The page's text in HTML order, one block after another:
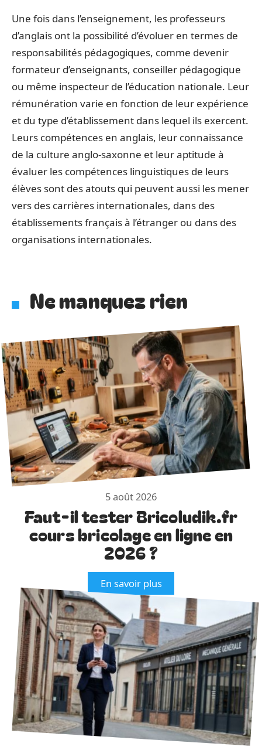
Une fois dans l’enseignement, les professeurs
d’anglais ont la possibilité d’évoluer en termes de
responsabilités pédagogiques, comme devenir
formateur d’enseignants, conseiller pédagogique
ou même inspecteur de l’éducation nationale. Leur
rémunération varie en fonction de leur expérience
et du type d’établissement dans lequel ils exercent.
Leurs compétences en anglais, leur connaissance
de la culture anglo-saxonne et leur aptitude à
évaluer les compétences linguistiques de leurs
élèves sont des atouts qui peuvent aussi les mener
vers des carrières internationales, dans des
établissements français à l’étranger ou dans des
organisations internationales.
Ne manquez rien
5 août 2026
Faut-il tester Bricoludik.fr
cours bricolage en ligne en
2026 ?
En savoir plus